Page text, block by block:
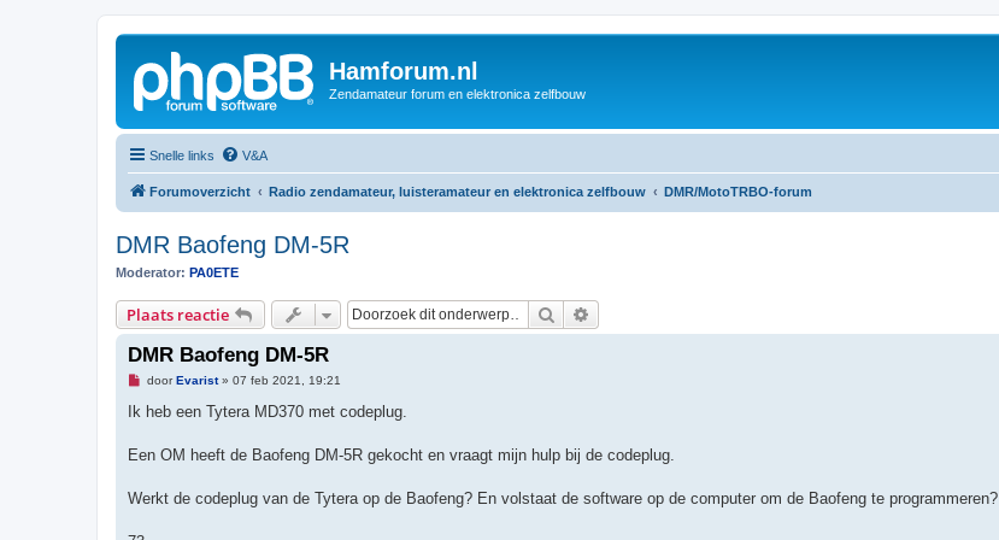
Hamforum.nl
Zendamateur forum en elektronica zelfbouw
Snelle links V&A
Forumoverzicht Radio zendamateur, luisteramateur en elektronica zelfbouw DMR/MotoTRBO-forum
DMR Baofeng DM-5R
Moderator: PA0ETE
Plaats reactie Zoek
DMR Baofeng DM-5R
O
g
e
n
doorEvarist» 07 feb 2021, 19:21
Ik heb een Tytera MD370 met codeplug.
Een OM heeft de Baofeng DM-5R gekocht en vraagt mijn hulp bij de codeplug.
Werkt de codeplug van de Tytera op de Baofeng? En volstaat de software op de computer om de Baofeng te programmeren?